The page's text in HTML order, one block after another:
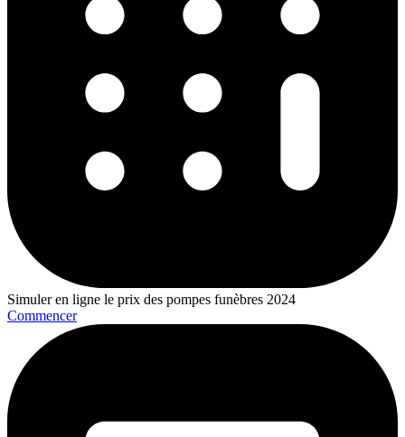
Simuler en ligne le prix des pompes funèbres 2024
Commencer